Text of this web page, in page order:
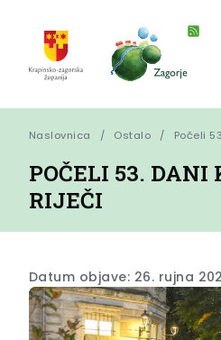
Naslovnica Ostalo Počeli
POČELI 53.
RIJEČI
Datum objave: 26. rujna